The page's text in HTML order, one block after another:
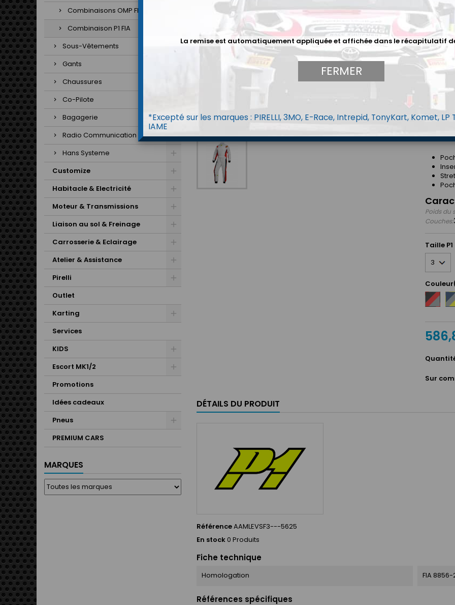
Combinaisons OMP FIA
Combinaison P1 FIA
Sous-Vêtements
Gants
Chaussures
Co-Pilote
Bagagerie
Radio Communication
Hans Systeme
Customize
Habitacle & Electricité
Moteur & Transmissions
Liaison au sol & Freinage
Carrosserie & Eclairage
Atelier & Assistance
Pirelli
Outlet
Karting
Services
KIDS
Escort MK1/2
Promotions
Idées cadeaux
Pneus
PREMIUM CARS
MARQUES
UNE
*
*
* 3
DÉTAILS
Poids du
Couches:
Taille P1
Noir
/
/
Argent/
Sur
DÉTAILS DU PRODUIT
RéférenceAAMLEVSF3---5625
En stock0 Produits
Fiche technique
Homologation FIA 8856-
Références spécifiques
La remise est automatiquement appliquée et affichée dans le récapitulatif
FERMER
*Excepté sur les marques : PIRELLI, 3MO, E-Race, Intrepid, TonyKart, Komet, LP
IAME